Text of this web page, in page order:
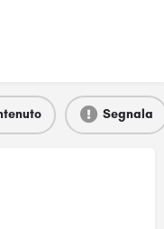
Segnala